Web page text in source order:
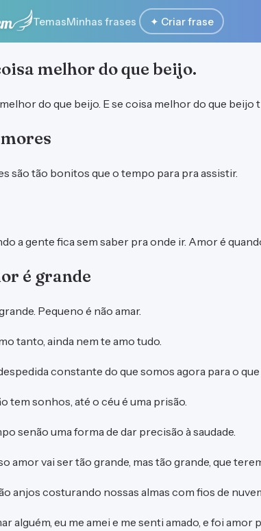
TemasMinhas frases ✦ Criar frase
melhor do que beijo.
do que beijo. E se coisa melhor do que beijo
são tão bonitos que o tempo para pra assistir.
a gente fica sem saber pra onde ir. Amor é
é grande
Pequeno é não amar.
tanto, ainda nem te amo tudo.
constante do que somos agora para o
tem sonhos, até o céu é uma prisão.
senão uma forma de dar precisão à saudade.
amor vai ser tão grande, mas tão grande, que
anjos costurando nossas almas com fios de
alguém, eu me amei e me senti amado, e foi amor